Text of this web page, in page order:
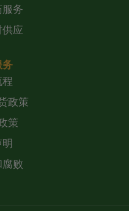
务
供应
务
程
政策
策
腐败